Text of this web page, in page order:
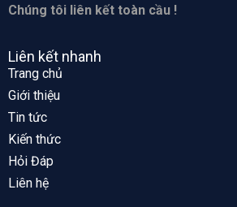
Chúng tôi liên kết toàn cầu !
Liên kết nhanh
Trang chủ
Giới thiệu
Tin tức
Kiến thức
Hỏi Đáp
Liên hệ